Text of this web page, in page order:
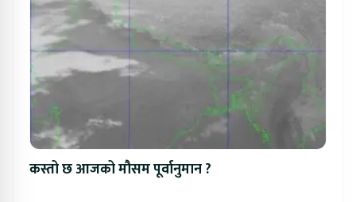
कस्तो छ आजको मौसम पूर्वानुमान ?